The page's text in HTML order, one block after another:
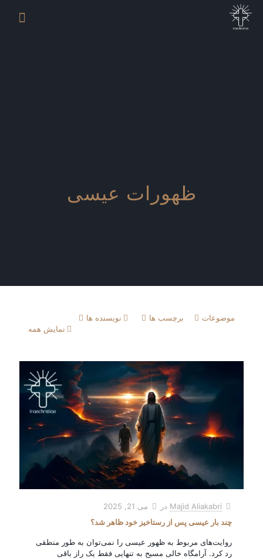
ظهورات عیسی
موضوعات برچسب ها
نویسنده ها
نمایش همه
Majid Aliakabri در
می 21, 2025
چند بار عیسی پس از رستاخیز خود ظاهر شد؟
روایت‌های مربوط به ظهور عیسی را نمی‌توان به طور منطقی
رد کرد. آرامگاه خالی مسیح به تنهایی فقط یک راز باقی